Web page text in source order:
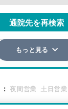
通院先を再検索
検索する
もっと見る
： 夜間営業 土日営業